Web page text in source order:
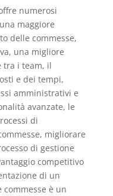
numerosi
maggiore
delle commesse,
una migliore
tra i team, il
e dei tempi,
amministrativi e
avanzate, le
di
migliorare
di gestione
competitivo
di un
commesse è un